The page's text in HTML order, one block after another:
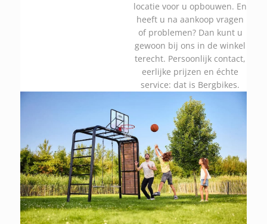
locatie voor u opbouwen. En
heeft u na aankoop vragen
of problemen? Dan kunt u
gewoon bij ons in de winkel
terecht. Persoonlijk contact,
eerlijke prijzen en échte
service: dat is Bergbikes.